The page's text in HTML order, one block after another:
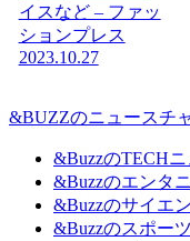
イスなど – ファッ
ションプレス
2023.10.27
&BUZZのニュースチ
&BuzzのTECHニ
&Buzzのエンタ
&Buzzのサイエ
&Buzzのスポー